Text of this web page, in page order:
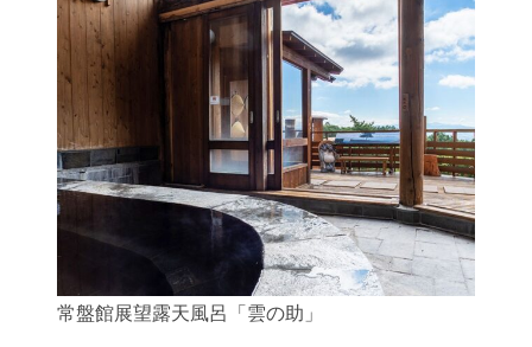
常盤館展望露天風呂「雲の助」